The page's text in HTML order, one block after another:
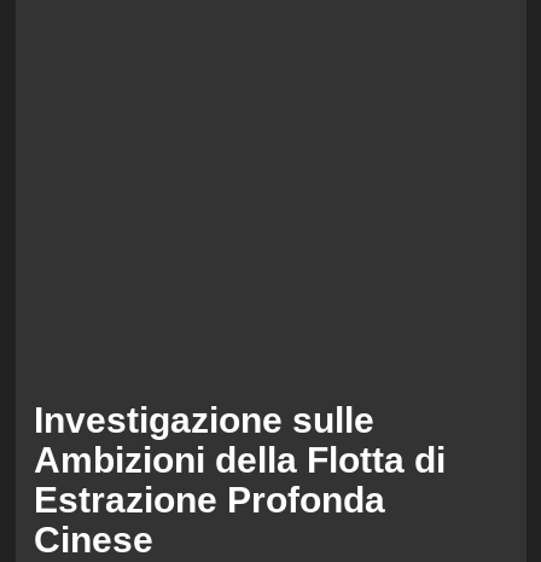
Investigazione sulle
Ambizioni della Flotta di
Estrazione Profonda
Cinese